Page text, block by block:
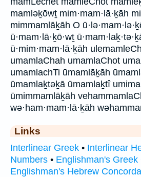
mamləḵōwṯ mim·mam·lā·ḵāh
mimmamlāḵāh O
ū·mam·lā·ḵō·wṯ
ū·mim·mam·lā·ḵāh
umamlaChah umamlaChot
umamlachTi ūmamlāḵāh
ūmamlaḵtəḵā ūmamlaḵtî
ūmimmamlāḵāh
wə·ham·mam·lā·ḵāh
Links
Interlinear Greek • Interlinear
Numbers • Englishman's
Englishman's Hebrew